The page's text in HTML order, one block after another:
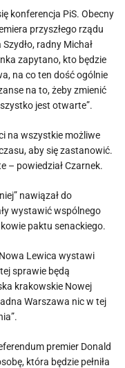
konferencja PiS. Obecny
przyszłego rządu
radny Michał
zapytano, kto będzie
na co ten dość ogólnie
na to, żeby zmienić
jest otwarte”.
na wszystkie możliwe
aby się zastanowić.
– powiedział Czarnek.
nawiązał do
wystawić wspólnego
paktu senackiego.
Lewica wystawi
sprawie będą
krakowskie Nowej
Warszawa nic w tej
premier Donald
która będzie pełniła